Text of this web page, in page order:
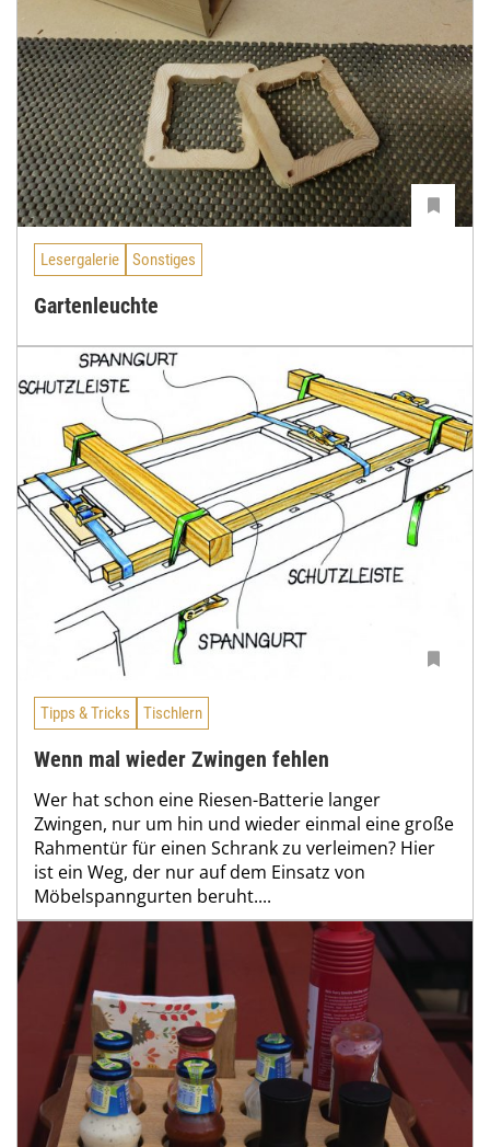
Lesergalerie Sonstiges
Gartenleuchte
Tipps & Tricks Tischlern
Wenn mal wieder Zwingen fehlen
Wer hat schon eine Riesen-Batterie langer
Zwingen, nur um hin und wieder einmal eine große
Rahmentür für einen Schrank zu verleimen? Hier
ist ein Weg, der nur auf dem Einsatz von
Möbelspanngurten beruht....